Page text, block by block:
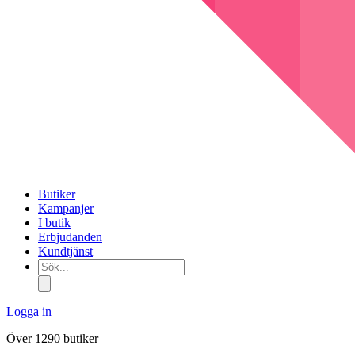
Butiker
Kampanjer
I butik
Erbjudanden
Kundtjänst
Sök...
Logga in
Över 1290 butiker